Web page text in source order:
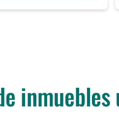
inmuebles